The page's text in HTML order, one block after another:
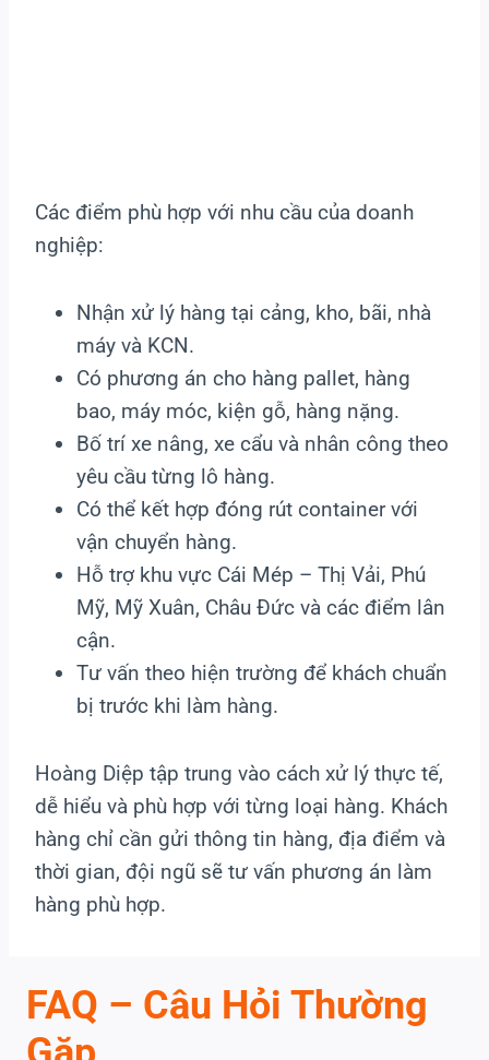
Các điểm phù hợp với nhu cầu của doanh
nghiệp:
Nhận xử lý hàng tại cảng, kho, bãi, nhà
máy và KCN.
Có phương án cho hàng pallet, hàng
bao, máy móc, kiện gỗ, hàng nặng.
Bố trí xe nâng, xe cẩu và nhân công theo
yêu cầu từng lô hàng.
Có thể kết hợp đóng rút container với
vận chuyển hàng.
Hỗ trợ khu vực Cái Mép – Thị Vải, Phú
Mỹ, Mỹ Xuân, Châu Đức và các điểm lân
cận.
Tư vấn theo hiện trường để khách chuẩn
bị trước khi làm hàng.
Hoàng Diệp tập trung vào cách xử lý thực tế,
dễ hiểu và phù hợp với từng loại hàng. Khách
hàng chỉ cần gửi thông tin hàng, địa điểm và
thời gian, đội ngũ sẽ tư vấn phương án làm
hàng phù hợp.
FAQ – Câu Hỏi Thường